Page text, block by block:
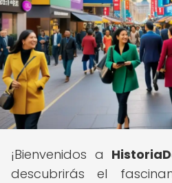
¡Bienvenidos a
descubrirás el